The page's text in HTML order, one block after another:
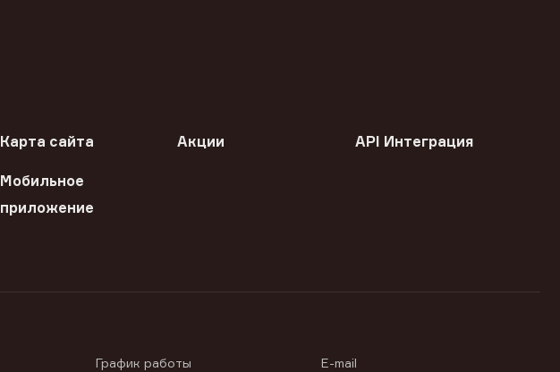
Карта сайта Акции API Интеграция
Мобильное
приложение
График работы E-mail